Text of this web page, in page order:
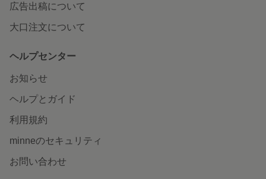
広告出稿について
大口注文について
ヘルプセンター
お知らせ
ヘルプとガイド
利用規約
minneのセキュリティ
お問い合わせ